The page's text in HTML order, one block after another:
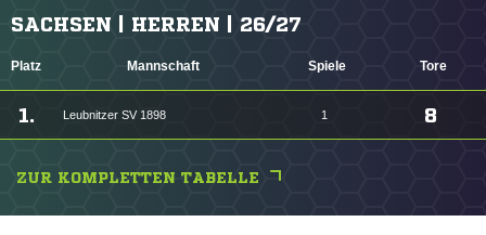
SACHSEN | HERREN | 26/27
Platz Mannschaft Spiele Tore
1. Leubnitzer SV 1898 1 8
ZUR KOMPLETTEN TABELLE